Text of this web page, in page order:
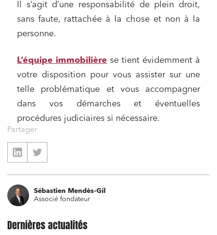
Il s’agit d’une responsabilité de plein droit,
sans faute, rattachée à la chose et non à la
personne.
L’équipe immobilière se tient évidemment à
votre disposition pour vous assister sur une
telle problématique et vous accompagner
dans vos démarches et éventuelles
procédures judiciaires si nécessaire.
Partager
Sébastien Mendès-Gil
Associé fondateur
Dernières actualités
Relations commerciales et contrats